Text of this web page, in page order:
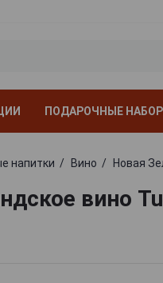
ПОДАРОЧНЫЕ
напитки Вино Новая
вино